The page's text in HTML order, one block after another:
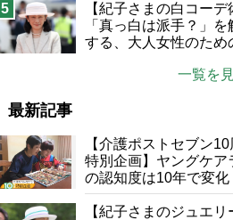
た“居場所”「社会の役
ちながら自分らしくい
る」
5
【紀子さまの白コーデ
「真っ白は派手？」を
する、大人女性のため
一覧を
最新記事
【介護ポストセブン
特別企画】ヤングケア
の認知度は10年で変化
行語大賞にノミネート
律にも明記されたが果
【紀子さまのジュエリ